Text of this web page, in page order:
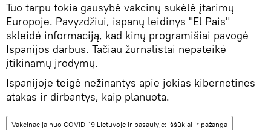
Tuo tarpu tokia gausybė vakcinų sukėlė įtarimų
Europoje. Pavyzdžiui, ispanų leidinys "El Pais"
skleidė informaciją, kad kinų programišiai pavogė
Ispanijos darbus. Tačiau žurnalistai nepateikė
įtikinamų įrodymų.
Ispanijoje teigė nežinantys apie jokias kibernetines
atakas ir dirbantys, kaip planuota.
Vakcinacija nuo COVID-19 Lietuvoje ir pasaulyje: iššūkiai ir pažanga